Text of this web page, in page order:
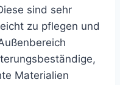
sind sehr
zu pflegen und
Materialien